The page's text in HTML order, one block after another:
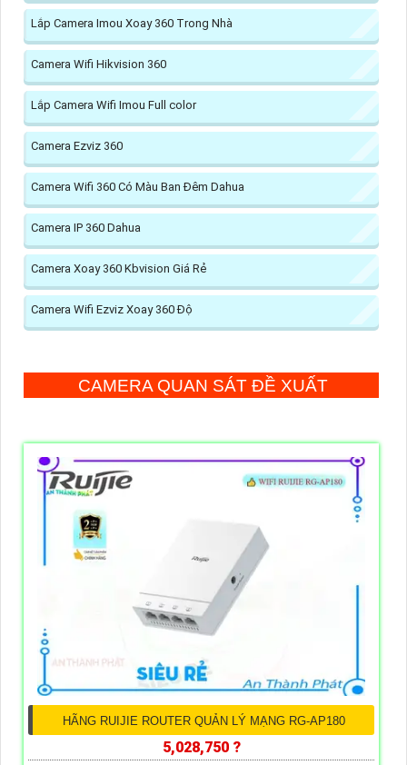
Lắp Camera Imou Xoay 360 Trong Nhà
Camera Wifi Hikvision 360
Lắp Camera Wifi Imou Full color
Camera Ezviz 360
Camera Wifi 360 Có Màu Ban Đêm Dahua
Camera IP 360 Dahua
Camera Xoay 360 Kbvision Giá Rẻ
Camera Wifi Ezviz Xoay 360 Độ
CAMERA QUAN SÁT ĐỀ XUẤT
HÃNG RUIJIE ROUTER QUẢN LÝ MẠNG RG-AP180
5,028,750 ?